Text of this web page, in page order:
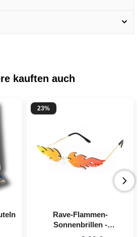
kauften auch
23%
Rave-Flammen-
Sonnenbrillen -
Einheitsgröße